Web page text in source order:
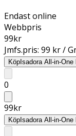
Endast online
Webbpris
99kr
Jmfs.pris: 99 kr /
KöpIsadora All-in-
0
99kr
KöpIsadora All-in-